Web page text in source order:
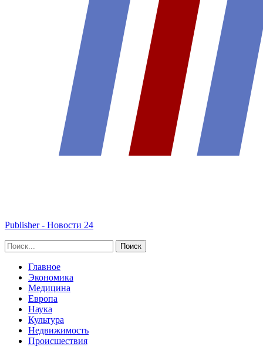
Publisher - Новости 24
Главное
Экономика
Медицина
Европа
Наука
Культура
Недвижимость
Происшествия